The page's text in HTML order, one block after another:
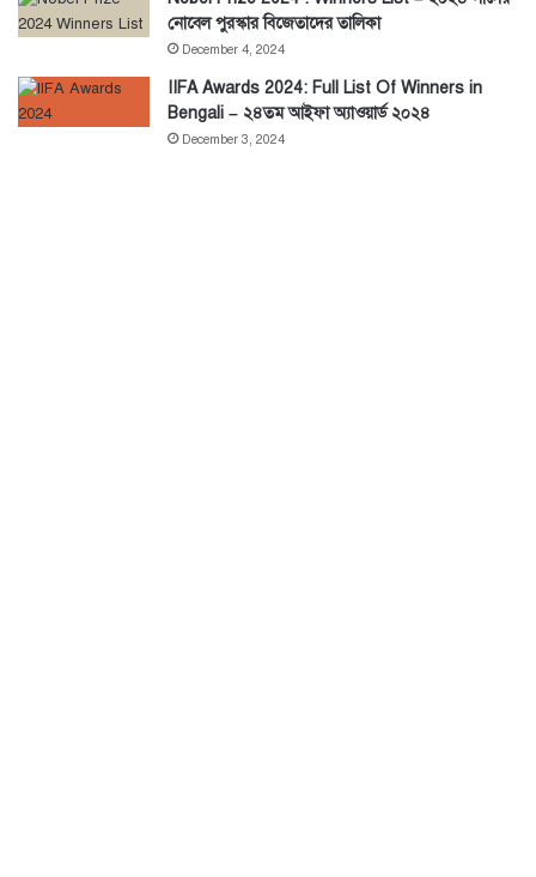
নোবেল পুরস্কার বিজেতাদের তালিকা
December 4, 2024
IIFA Awards 2024: Full List Of Winners in
Bengali – ২৪তম আইফা অ্যাওয়ার্ড ২০২৪
December 3, 2024